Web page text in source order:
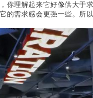
你理解起来它好像供大于
的需求感会更强一些。所